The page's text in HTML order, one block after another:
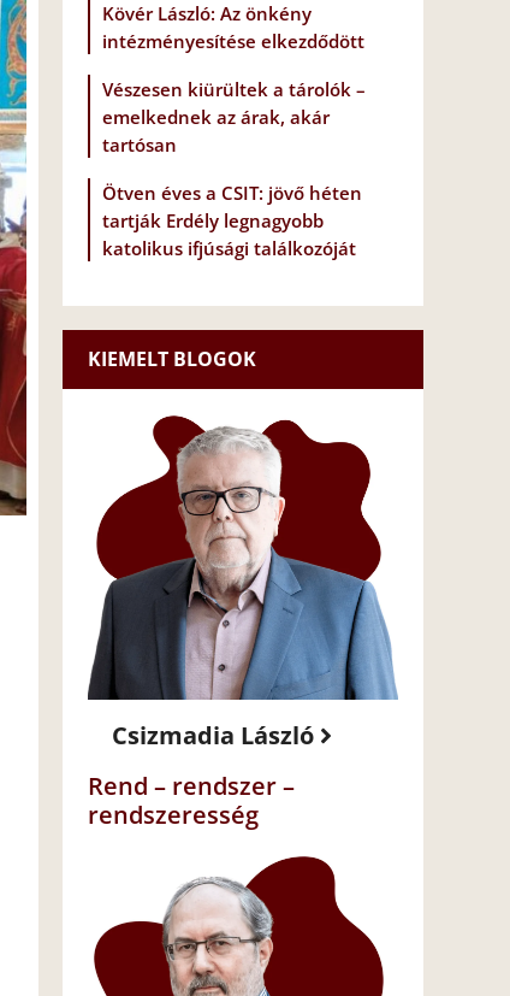
Kövér László: Az önkény
intézményesítése elkezdődött
Vészesen kiürültek a tárolók –
emelkednek az árak, akár
tartósan
Ötven éves a CSIT: jövő héten
tartják Erdély legnagyobb
katolikus ifjúsági találkozóját
KIEMELT BLOGOK
Csizmadia László
Rend – rendszer –
rendszeresség